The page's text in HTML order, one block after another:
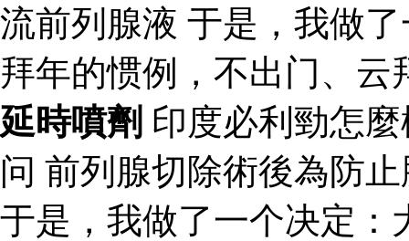
流前列腺液 于是，我做
拜年的惯例，不出门、
延時噴劑 印度必利勁怎
问 前列腺切除術後為防
于是，我做了一个决定：